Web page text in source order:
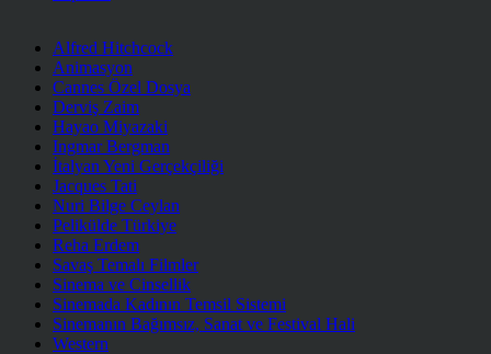
Alfred Hitchcock
Animasyon
Cannes Özel Dosya
Derviş Zaim
Hayao Miyazaki
Ingmar Bergman
İtalyan Yeni Gerçekçiliği
Jacques Tati
Nuri Bilge Ceylan
Pelikülde Türkiye
Reha Erdem
Savaş Temalı Filmler
Sinema ve Cinsellik
Sinemada Kadının Temsil Sistemi
Sinemanın Bağımsız, Sanat ve Festival Hali
Western